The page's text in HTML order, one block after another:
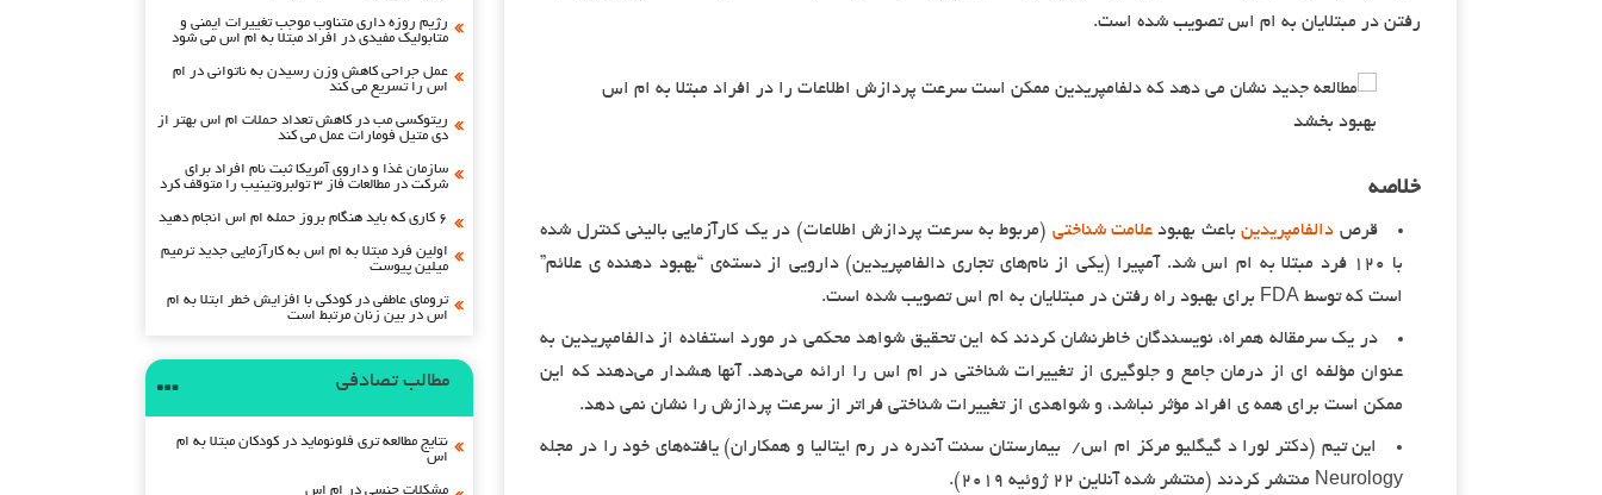
رفتن در مبتلایان به ام اس تصویب شده است.
خلاصه
قرص دالفامپریدینباعث بهبود علامت شناختی (مربوط به سرعت پردازش اطلاعات) در یک کارآزمایی بالینی کنترل شده
با ۱۲۰ فرد مبتلا به ام اس شد. آمپیرا (یکی از نام‌های تجاری دالفامپریدین) دارویی از دسته‌ی “بهبود دهنده ی علائم”
است که توسط FDA برای بهبود راه رفتن در مبتلایان به ام اس تصویب شده است.
در یک سرمقاله همراه، نویسندگان خاطرنشان کردند که این تحقیق شواهد محکمی در مورد استفاده از دالفامپریدین به
عنوان مؤلفه ای از درمان جامع و جلوگیری از تغییرات شناختی در ام اس را ارائه می‌دهد. آنها هشدار می‌دهند که این
ممکن است برای همه ی افراد مؤثر نباشد، و شواهدی از تغییرات شناختی فراتر از سرعت پردازش را نشان نمی دهد.
این تیم (دکتر لورا د گیگلیو مرکز ام اس/ بیمارستان سنت آندره در رم ایتالیا و همکاران) یافته‌های خود را در مجله
Neurology منتشر کردند (منتشر شده آنلاین ۲۲ ژوئیه ۲۰۱۹).
رژیم روزه داری متناوب موجب تغییرات ایمنی و
متابولیک مفیدی در افراد مبتلا به ام اس می شود
عمل جراحی کاهش وزن رسیدن به ناتوانی در ام
اس را تسریع می کند
ریتوکسی مب در کاهش تعداد حملات ام اس بهتر از
دی متیل فومارات عمل می کند
سازمان غذا و داروی آمریکا ثبت نام افراد برای
شرکت در مطالعات فاز ۳ تولبروتینیب را متوقف کرد
۶ کاری که باید هنگام بروز حمله ام اس انجام دهید
اولین فرد مبتلا به ام اس به کارآزمایی جدید ترمیم
میلین پیوست
ترومای عاطفی در کودکی با افزایش خطر ابتلا به ام
اس در بین زنان مرتبط است
مطالب تصادفی
نتایج مطالعه تری فلونوماید در کودکان مبتلا به ام
اس
مشکلات جنسی در ام اس